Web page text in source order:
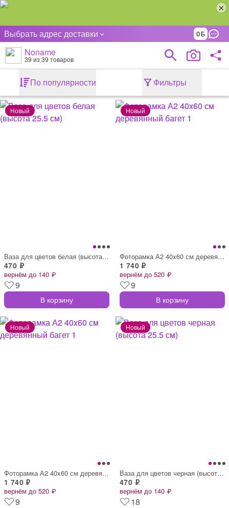
Выбрать адрес доставки 0
Noname
39 из 39 товаров
По популярности Фильтры
Ваза для цветов белая (высота 25.5 см)
470 ₽
вернём до 140 ₽
9
В корзину
Фоторамка А2 40x60 см деревянный багет 1
1 740 ₽
вернём до 520 ₽
9
В корзину
Фоторамка А2 40x60 см деревянный багет 1
1 740 ₽
вернём до 520 ₽
9
Ваза для цветов черная (высота 25.5 см)
470 ₽
вернём до 140 ₽
18